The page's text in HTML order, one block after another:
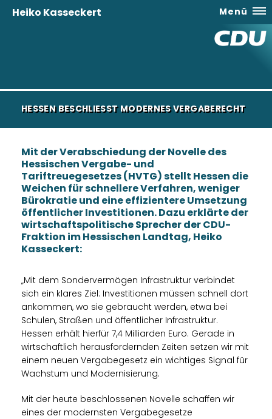
Heiko Kasseckert Menü
HESSEN BESCHLIESST MODERNES VERGABERECHT
Mit der Verabschiedung der Novelle des
Hessischen Vergabe- und
Tariftreuegesetzes (HVTG) stellt Hessen die
Weichen für schnellere Verfahren, weniger
Bürokratie und eine effizientere Umsetzung
öffentlicher Investitionen. Dazu erklärte der
wirtschaftspolitische Sprecher der CDU-
Fraktion im Hessischen Landtag, Heiko
Kasseckert:
Mit dem Sondervermögen Infrastruktur verbindet
sich ein klares Ziel: Investitionen müssen schnell dort
ankommen, wo sie gebraucht werden, etwa bei
Schulen, Straßen und öffentlicher Infrastruktur.
Hessen erhält hierfür 7,4 Milliarden Euro. Gerade in
wirtschaftlich herausfordernden Zeiten setzen wir mit
einem neuen Vergabegesetz ein wichtiges Signal für
Wachstum und Modernisierung.
Mit der heute beschlossenen Novelle schaffen wir
eines der modernsten Vergabegesetze